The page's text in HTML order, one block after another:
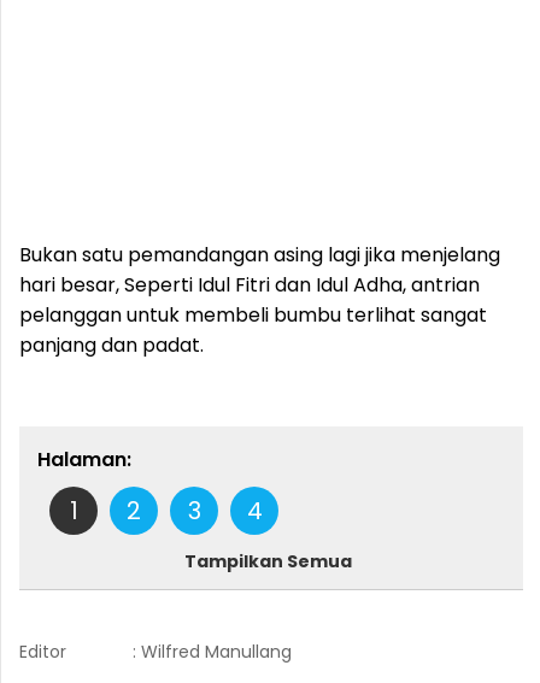
‎Bukan satu pemandangan asing lagi jika menjelang
hari besar, Seperti Idul Fitri dan Idul Adha, antrian
pelanggan untuk membeli bumbu terlihat sangat
panjang dan padat.
Halaman:
1 2 3 4
Tampilkan Semua
Editor : Wilfred Manullang